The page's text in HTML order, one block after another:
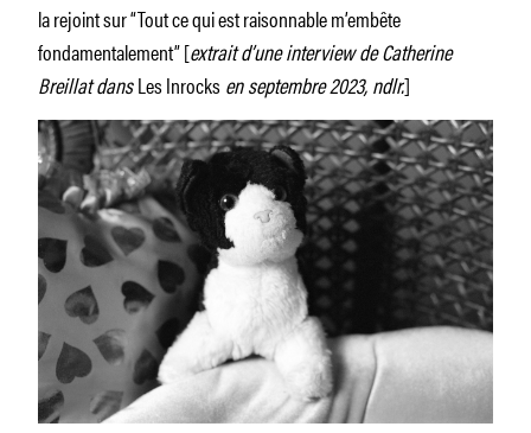
la rejoint sur “Tout ce qui est raisonnable m’embête
fondamentalement” [extrait d’une interview de Catherine
Breillat dansLes Inrocksen septembre 2023, ndlr.]